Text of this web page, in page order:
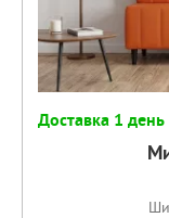
Доставка 1 день